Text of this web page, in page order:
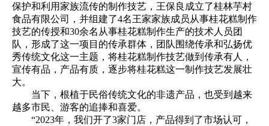
保护和利用家族流传的制作技艺，王保良成立了桂林芋村
食品有限公司，并组建了4名王家家族成员从事桂花糕制作
技艺的传授和30余名从事桂花糕制作生产的技术人员团
队，形成了这一项目的传承群体，团队围绕传承和弘扬优
秀传统文化这一主题，将桂花糕制作技艺做到传承有人，
宣传有品，产品有质，逐步将桂花糕这一制作技艺发展壮
大。
当下，根植于民俗传统文化的非遗产品，也受到越来
越多市民、游客的追捧和喜爱。
“2023年，我们开了3家门店，产品得到了市场认可，